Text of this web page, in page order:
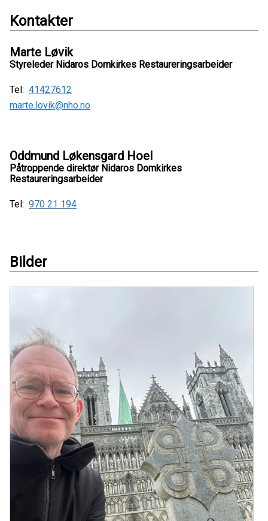
Kontakter
Marte Løvik
Styreleder Nidaros Domkirkes Restaureringsarbeider
Tel: 41427612
marte.lovik@nho.no
Oddmund Løkensgard Hoel
Påtroppende direktør Nidaros Domkirkes
Restaureringsarbeider
Tel: 970 21 194
Bilder